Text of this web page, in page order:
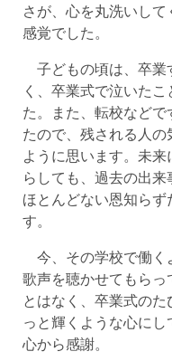
さが、心を丸洗いし
感覚でした。
子どもの頃は、卒業
く、卒業式で泣いた
た。また、転校など
たので、残される人
ように思います。未
らしても、過去の出
ほとんどない恩知らず
す。
今、その学校で働く
歌声を聴かせてもらっ
とはなく、卒業式の
っと輝くような心にし
心から感謝。